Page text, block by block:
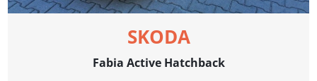
SKODA
Fabia Active Hatchback